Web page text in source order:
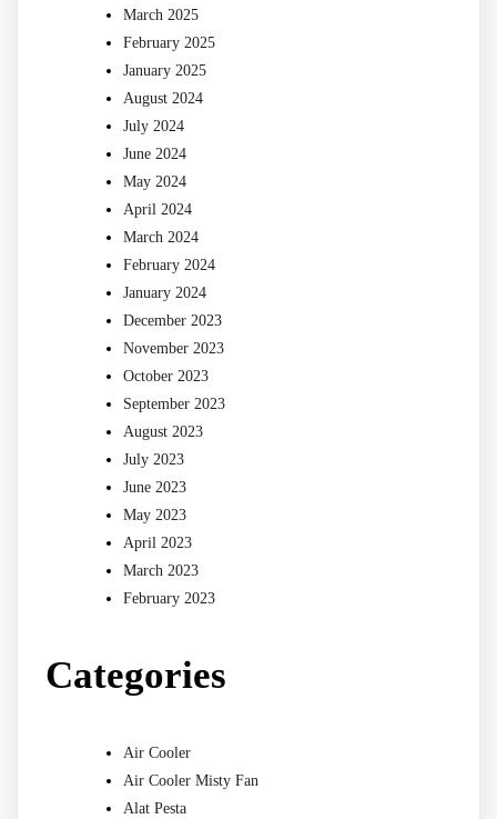
March 2025
February 2025
January 2025
August 2024
July 2024
June 2024
May 2024
April 2024
March 2024
February 2024
January 2024
December 2023
November 2023
October 2023
September 2023
August 2023
July 2023
June 2023
May 2023
April 2023
March 2023
February 2023
Categories
Air Cooler
Air Cooler Misty Fan
Alat Pesta